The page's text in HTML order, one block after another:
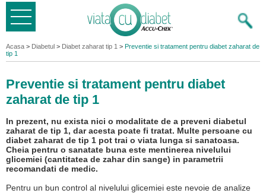
Bine ati
venit
Acasa > Diabetul > Diabet zaharat tip 1 > Preventie si tratament pentru diabet zaharat de
tip 1
Preventie si tratament pentru diabet
zaharat de tip 1
In prezent, nu exista nici o modalitate de a preveni diabetul
zaharat de tip 1, dar acesta poate fi tratat. Multe persoane cu
diabet zaharat de tip 1 pot trai o viata lunga si sanatoasa.
Cheia pentru o sanatate buna este mentinerea nivelului
glicemiei (cantitatea de zahar din sange) in parametrii
recomandati de medic.
Pentru un bun control al nivelului glicemiei este nevoie de analize